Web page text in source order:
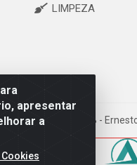
apresentar
a
LIMPEZA
173 Galpão B -